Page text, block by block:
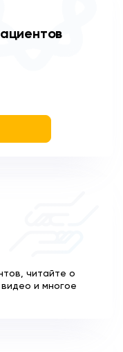
читайте о
и многое